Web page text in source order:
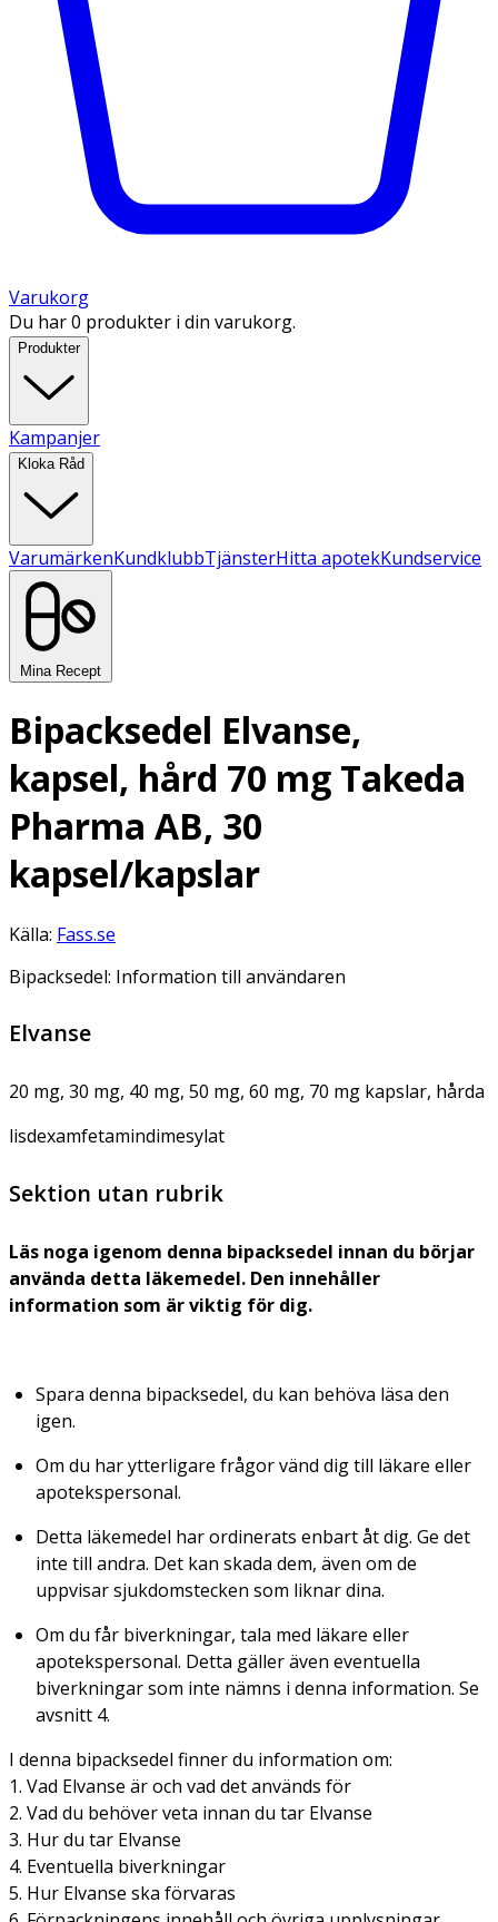
Varukorg
Du har 0 produkter i din varukorg.
Produkter
Kampanjer
Kloka Råd
VarumärkenKundklubbTjänsterHitta apotekKundservice
Mina Recept
Bipacksedel Elvanse,
kapsel, hård 70 mg Takeda
Pharma AB, 30
kapsel/kapslar
Källa: Fass.se
Bipacksedel: Information till användaren
Elvanse
20 mg, 30 mg, 40 mg, 50 mg, 60 mg, 70 mg kapslar, hårda
lisdexamfetamindimesylat
Sektion utan rubrik
Läs noga igenom denna bipacksedel innan du börjar
använda detta läkemedel. Den innehåller
information som är viktig för dig.
Spara denna bipacksedel, du kan behöva läsa den
igen.
Om du har ytterligare frågor vänd dig till läkare eller
apotekspersonal.
Detta läkemedel har ordinerats enbart åt dig. Ge det
inte till andra. Det kan skada dem, även om de
uppvisar sjukdomstecken som liknar dina.
Om du får biverkningar, tala med läkare eller
apotekspersonal. Detta gäller även eventuella
biverkningar som inte nämns i denna information. Se
avsnitt 4.
I denna bipacksedel finner du information om:
1. Vad Elvanse är och vad det används för
2. Vad du behöver veta innan du tar Elvanse
3. Hur du tar Elvanse
4. Eventuella biverkningar
5. Hur Elvanse ska förvaras